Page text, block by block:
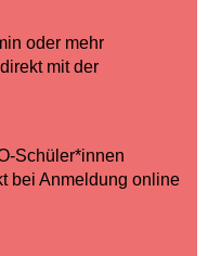
oder mehr
mit der
Schüler*innen
bei Anmeldung online